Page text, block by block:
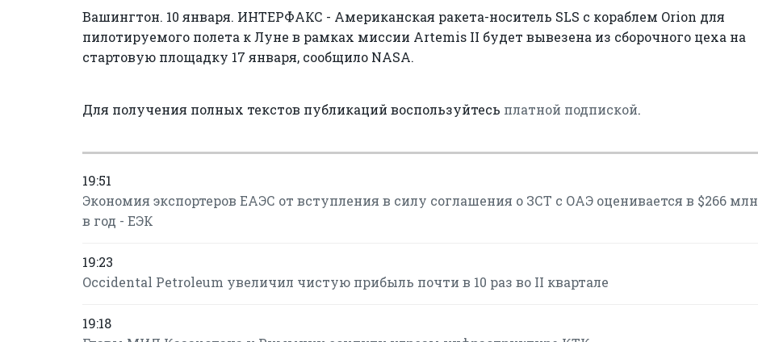
Вашингтон. 10 января. ИНТЕРФАКС - Американская ракета-носитель SLS с кораблем Orion для
пилотируемого полета к Луне в рамках миссии Artemis II будет вывезена из сборочного цеха на
стартовую площадку 17 января, сообщило NASA.
Для получения полных текстов публикаций воспользуйтесь платной подпиской.
19:51
Экономия экспортеров ЕАЭС от вступления в силу соглашения о ЗСТ с ОАЭ оценивается в $266 млн
в год - ЕЭК
19:23
Occidental Petroleum увеличил чистую прибыль почти в 10 раз во II квартале
19:18